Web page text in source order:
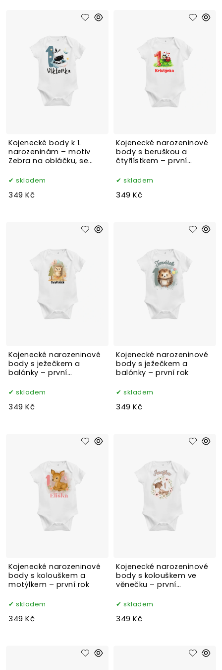
Kojenecké body k 1.
narozeninám – motiv
Zebra na obláčku, se
skladem
349 Kč
Kojenecké narozeninové
body s beruškou a
čtyřlístkem – první
skladem
349 Kč
Kojenecké narozeninové
body s ježečkem a
balónky – první
skladem
349 Kč
Kojenecké narozeninové
body s ježečkem a
balónky – první rok
skladem
349 Kč
Kojenecké narozeninové
body s kolouškem a
motýlkem – první rok
skladem
349 Kč
Kojenecké narozeninové
body s kolouškem ve
věnečku – první
skladem
349 Kč